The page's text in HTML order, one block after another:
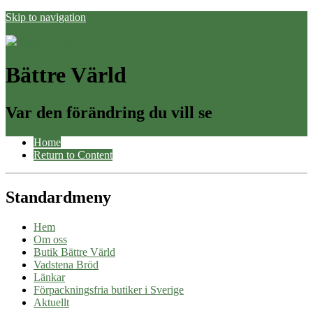
Skip to navigation
Bättre Värld
Var den förändring du vill se
Home
Return to Content
Standardmeny
Hem
Om oss
Butik Bättre Värld
Vadstena Bröd
Länkar
Förpackningsfria butiker i Sverige
Aktuellt